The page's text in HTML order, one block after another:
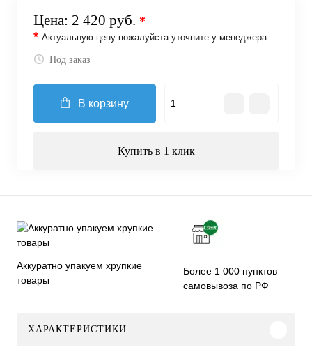
Цена: 2 420 руб. *
* Актуальную цену пожалуйста уточните у менеджера
Под заказ
В корзину
Купить в 1 клик
Аккуратно упакуем хрупкие
товары
Более 1 000 пунктов
самовывоза по РФ
ХАРАКТЕРИСТИКИ